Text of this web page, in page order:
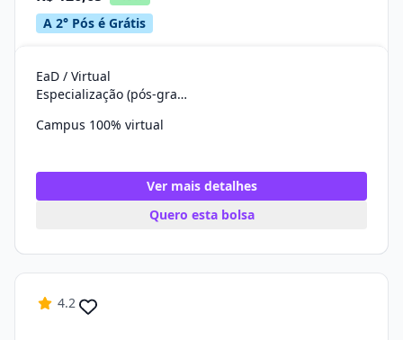
A 2° Pós é Grátis
EaD / Virtual
Especialização (pós-graduação)
Campus 100% virtual
Ver mais detalhes
Quero esta bolsa
4.2